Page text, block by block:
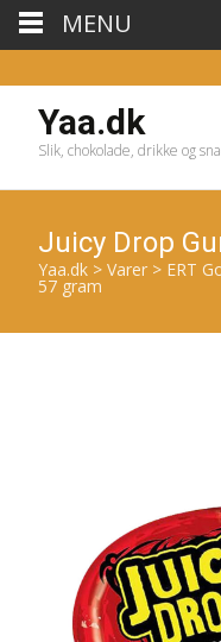
Yaa.dk
Slik, chokolade, drikke og
Juicy Drop
Yaa.dk > Varer > ERT
57 gram
MENU